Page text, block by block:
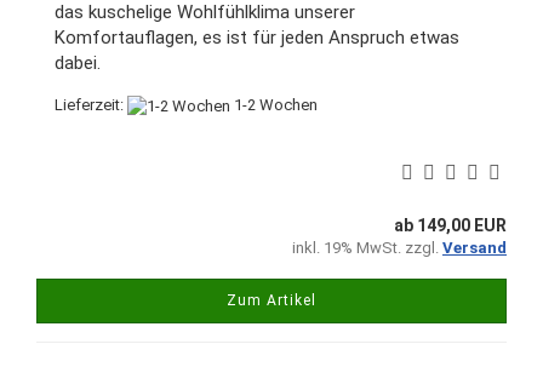
das kuschelige Wohlfühlklima unserer
Komfortauflagen, es ist für jeden Anspruch etwas
dabei.
Lieferzeit: 1-2 Wochen
ab 149,00 EUR
inkl. 19% MwSt. zzgl. Versand
Zum Artikel